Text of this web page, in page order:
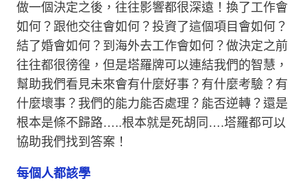
做一個決定之後，往往影響都很深遠！換了工作會
如何？跟他交往會如何？投資了這個項目會如何？
結了婚會如何？到海外去工作會如何？做決定之前
往往都很徬徨，但是塔羅牌可以連結我們的智慧，
幫助我們看見未來會有什麼好事？有什麼考驗？有
什麼壞事？我們的能力能否處理？能否逆轉？還是
根本是條不歸路…..根本就是死胡同….塔羅都可以
協助我們找到答案！
每個人都該學